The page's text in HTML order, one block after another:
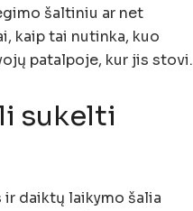
šaltiniu ar net
kaip tai nutinka, kuo
patalpoje, kur jis stovi.
sukelti
daiktų laikymo šalia